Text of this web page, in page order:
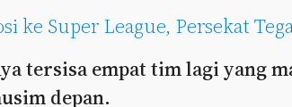
ke Super League, Persekat
tersisa empat tim lagi yang
depan.